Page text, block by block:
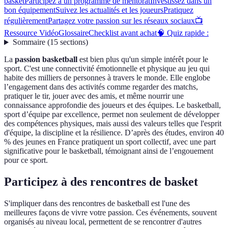
bon équipementSuivez les actualités et les joueursPratiquez
régulièrementPartagez votre passion sur les réseaux sociaux📺
Ressource VidéoGlossaireChecklist avant achat🧠 Quiz rapide :
Sommaire(15 sections)
La passion basketball est bien plus qu'un simple intérêt pour le
sport. C'est une connectivité émotionnelle et physique au jeu qui
habite des milliers de personnes à travers le monde. Elle englobe
l’engagement dans des activités comme regarder des matchs,
pratiquer le tir, jouer avec des amis, et même nourrir une
connaissance approfondie des joueurs et des équipes. Le basketball,
sport d’équipe par excellence, permet non seulement de développer
des compétences physiques, mais aussi des valeurs telles que l'esprit
d'équipe, la discipline et la résilience. D’après des études, environ 40
% des jeunes en France pratiquent un sport collectif, avec une part
significative pour le basketball, témoignant ainsi de l’engouement
pour ce sport.
Participez à des rencontres de basket
S'impliquer dans des rencontres de basketball est l'une des
meilleures façons de vivre votre passion. Ces événements, souvent
organisés au niveau local, permettent de se rencontrer d'autres